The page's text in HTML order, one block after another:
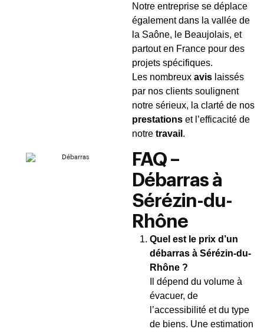
Notre entreprise se déplace
également dans la vallée de
la Saône, le Beaujolais, et
partout en France pour des
projets spécifiques.
Les nombreux avis laissés
par nos clients soulignent
notre sérieux, la clarté de nos
prestations et l’efficacité de
notre travail .
FAQ –
Débarras à
Sérézin-du-
Rhône
Quel est le prix d’un
débarras à Sérézin-du-
Rhône ?
Il dépend du volume à
évacuer, de
l’accessibilité et du type
de biens. Une estimation